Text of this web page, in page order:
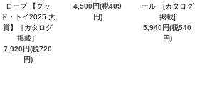
ロープ 【グッ
ド・トイ2025 大
賞】［カタログ
掲載］
7,920円(税720
円)
4,500円(税409
円)
ール [カタログ
掲載]
5,940円(税540
円)